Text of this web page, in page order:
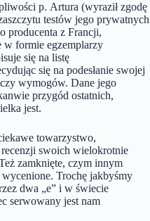
p. Artura (wyraził zgodę
testów jego prywatnych
producenta z Francji,
w formie egzemplarzy
się na listę
się na podesłanie swojej
wymogów. Dane jego
przygód ostatnich,
jest.
towarzystwo,
swoich wielokrotnie
zamknięte, czym innym
Trochę jakbyśmy
dwa „e” i w świecie
serwowany jest nam